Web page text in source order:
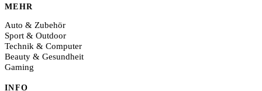
MEHR
Auto & Zubehör
Sport & Outdoor
Technik & Computer
Beauty & Gesundheit
Gaming
INFO